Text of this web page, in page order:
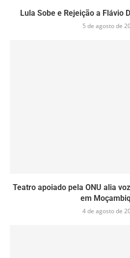
Lula Sobe e Rejeição a Flávio
5 de agosto de
Teatro apoiado pela ONU alia
em
4 de agosto de